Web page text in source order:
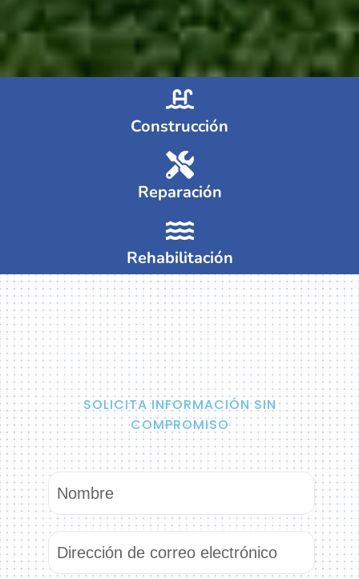
Construcción
Reparación
Rehabilitación
SOLICITA INFORMACIÓN SIN
COMPROMISO